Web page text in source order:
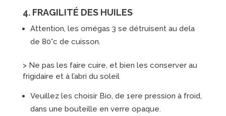
4. FRAGILITÉ DES HUILES
Attention, les omégas 3 se détruisent au dela
de 80°c de cuisson.
> Ne pas les faire cuire, et bien les conserver au
frigidaire et à l’abri du soleil
Veuillez les choisir Bio, de 1ere pression à froid,
dans une bouteille en verre opaque.